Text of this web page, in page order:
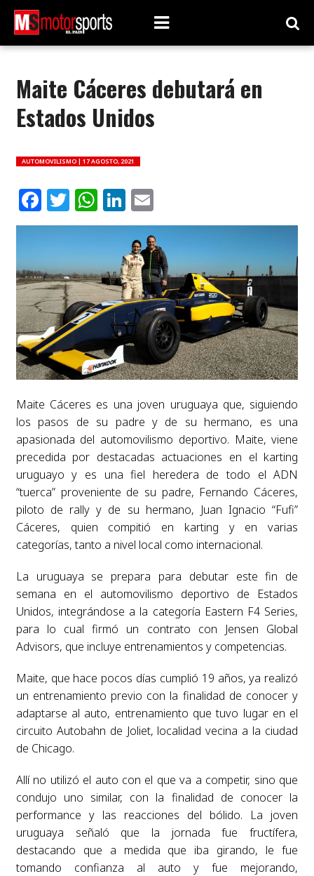
Maite Cáceres debutará en
Estados Unidos
AUTOMOVILISMO | 17 AGOSTO, 2021
Facebook
Twitter
WhatsApp
LinkedIn
Email
Maite Cáceres es una joven uruguaya que, siguiendo
los pasos de su padre y de su hermano, es una
apasionada del automovilismo deportivo. Maite, viene
precedida por destacadas actuaciones en el karting
uruguayo y es una fiel heredera de todo el ADN
“tuerca” proveniente de su padre, Fernando Cáceres,
piloto de rally y de su hermano, Juan Ignacio “Fufi”
Cáceres, quien compitió en karting y en varias
categorías, tanto a nivel local como internacional.
La uruguaya se prepara para debutar este fin de
semana en el automovilismo deportivo de Estados
Unidos, integrándose a la categoría Eastern F4 Series,
para lo cual firmó un contrato con Jensen Global
Advisors, que incluye entrenamientos y competencias.
Maite, que hace pocos días cumplió 19 años, ya realizó
un entrenamiento previo con la finalidad de conocer y
adaptarse al auto, entrenamiento que tuvo lugar en el
circuito Autobahn de Joliet, localidad vecina a la ciudad
de Chicago.
Allí no utilizó el auto con el que va a competir, sino que
condujo uno similar, con la finalidad de conocer la
performance y las reacciones del bólido. La joven
uruguaya señaló que la jornada fue fructífera,
destacando que a medida que iba girando, le fue
tomando confianza al auto y fue mejorando,